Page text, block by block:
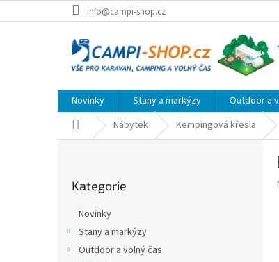
na
info@campi-shop.cz
Novinky Stany a markýzy Outdoor a
Domů Nábytek Kempingová křesla
kategorie
Kategorie
Novinky
Stany a markýzy
Outdoor a volný čas